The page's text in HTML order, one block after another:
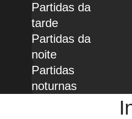
Partidas da
tarde
Partidas da
noite
Partidas
noturnas